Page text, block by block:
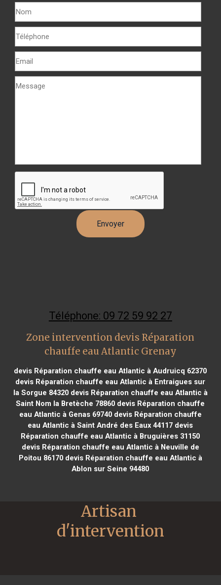
Téléphone: 09 72 59 92 27
Zone intervention devis Réparation
chauffe eau Atlantic Grenay
devis Réparation chauffe eau Atlantic à Audruicq 62370
devis Réparation chauffe eau Atlantic à Entraigues sur
la Sorgue 84320devis Réparation chauffe eau Atlantic à
Saint Nom la Bretèche 78860 devis Réparation chauffe
eau Atlantic à Genas 69740devis Réparation chauffe
eau Atlantic à Saint André des Eaux 44117 devis
Réparation chauffe eau Atlantic à Bruguières 31150
devis Réparation chauffe eau Atlantic à Neuville de
Poitou 86170devis Réparation chauffe eau Atlantic à
Ablon sur Seine 94480
Artisan
d'intervention